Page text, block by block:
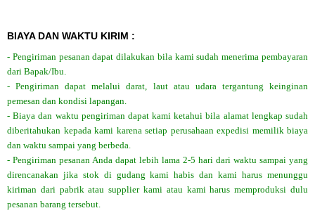
BIAYA DAN WAKTU KIRIM :
- Pengiriman pesanan dapat dilakukan bila kami sudah menerima pembayaran
dari Bapak/Ibu.
- Pengiriman dapat melalui darat, laut atau udara tergantung keinginan
pemesan dan kondisi lapangan.
- Biaya dan waktu pengiriman dapat kami ketahui bila alamat lengkap sudah
diberitahukan kepada kami karena setiap perusahaan expedisi memilik biaya
dan waktu sampai yang berbeda.
- Pengiriman pesanan Anda dapat lebih lama 2-5 hari dari waktu sampai yang
direncanakan jika stok di gudang kami habis dan kami harus menunggu
kiriman dari pabrik atau supplier kami atau kami harus memproduksi dulu
pesanan barang tersebut.